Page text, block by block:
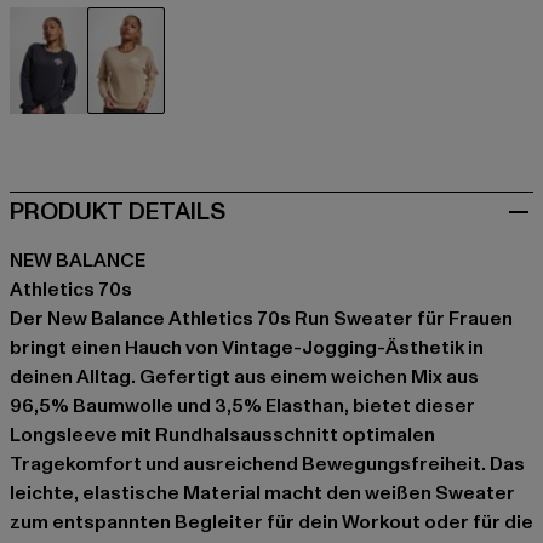
PRODUKT DETAILS
NEW BALANCE
Athletics 70s
Der New Balance Athletics 70s Run Sweater für Frauen
bringt einen Hauch von Vintage-Jogging-Ästhetik in
deinen Alltag. Gefertigt aus einem weichen Mix aus
96,5% Baumwolle und 3,5% Elasthan, bietet dieser
Longsleeve mit Rundhalsausschnitt optimalen
Tragekomfort und ausreichend Bewegungsfreiheit. Das
leichte, elastische Material macht den weißen Sweater
zum entspannten Begleiter für dein Workout oder für die